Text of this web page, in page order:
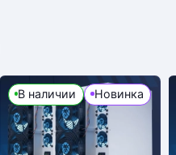
В наличии Новинка